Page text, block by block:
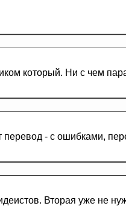
который. Ни с чем
- с ошибками,
Вторая уже не